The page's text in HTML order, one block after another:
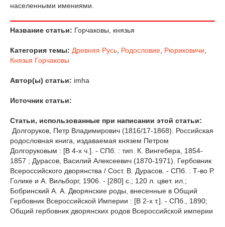
населенными имениями.
Название статьи: Горчаковы, князья
Категория темы: Древняя Русь Родословие Рюриковичи
Князья Горчаковы
Автор(ы) статьи: imha
Источник статьи:
Статьи, использованные при написании этой статьи:
Долгоруков, Петр Владимирович (1816/17-1868). Российская
родословная книга, издаваемая князем Петром
Долгоруковым : [В 4-х ч.]. - СПб. : тип. К. Вингебера, 1854-
1857 ; Дурасов, Василий Алексеевич (1870-1971). Гербовник
Всероссийского дворянства / Сост. В. Дурасов. - СПб. : Т-во Р.
Голике и А. Вильборг, 1906. - [280] с.; 120 л. цвет. ил.;
Бобринский А. А. Дворянские роды, внесенные в Общий
Гербовник Всероссийской Империи : [В 2-х т.]. - СПб., 1890;
Общий гербовник дворянских родов Всероссийской империи